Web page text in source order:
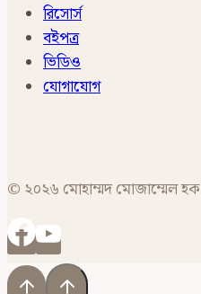
রিসোর্স
বইপত্র
ভিডিও
যোগাযোগ
© ২০২৬ মোহাম্মদ মোজাম্মেল হক